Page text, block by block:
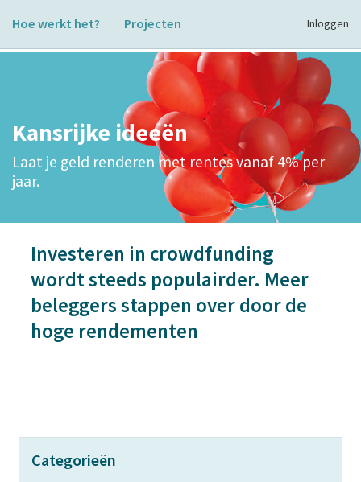
Hoe werkt het? Projecten Inloggen
Kansrijke ideeën
Laat je geld renderen met rentes vanaf 4% per
jaar.
Investeren in crowdfunding
wordt steeds populairder. Meer
beleggers stappen over door de
hoge rendementen
Categorieën